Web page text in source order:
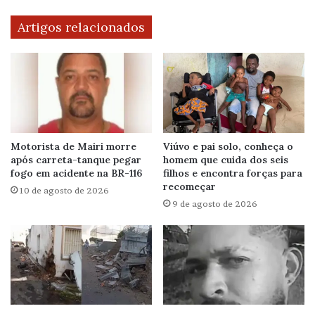
Artigos relacionados
Motorista de Mairi morre
após carreta-tanque pegar
fogo em acidente na BR-116
10 de agosto de 2026
Viúvo e pai solo, conheça o
homem que cuida dos seis
filhos e encontra forças para
recomeçar
9 de agosto de 2026